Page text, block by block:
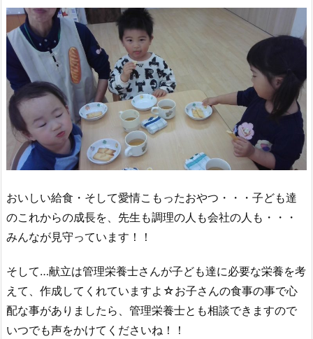
おいしい給食・そして愛情こもったおやつ・・・子ども達
のこれからの成長を、先生も調理の人も会社の人も・・・
みんなが見守っています！！
そして…献立は管理栄養士さんが子ども達に必要な栄養を考
えて、作成してくれていますよ☆お子さんの食事の事で心
配な事がありましたら、管理栄養士とも相談できますので
いつでも声をかけてくださいね！！